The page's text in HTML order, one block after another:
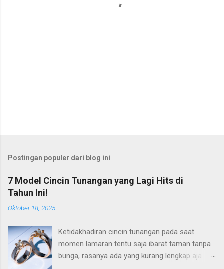
Postingan populer dari blog ini
7 Model Cincin Tunangan yang Lagi Hits di
Tahun Ini!
Oktober 18, 2025
Ketidakhadiran cincin tunangan pada saat
momen lamaran tentu saja ibarat taman tanpa
bunga, rasanya ada yang kurang lengkap aja